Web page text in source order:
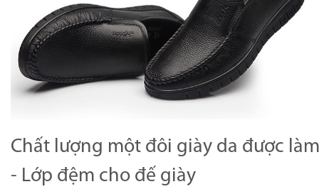
Chất lượng một đôi giày da được
- Lớp đệm cho đế giày